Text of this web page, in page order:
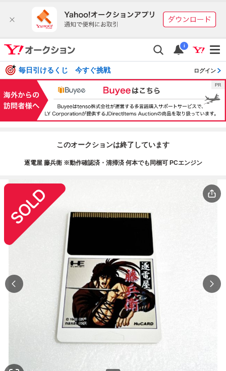
i
毎日引けるくじ 今すぐ挑戦 ログイン
このオークションは終了しています
逐電屋 藤兵衛 ※動作確認済・清掃済 何本でも同梱可 PCエンジン